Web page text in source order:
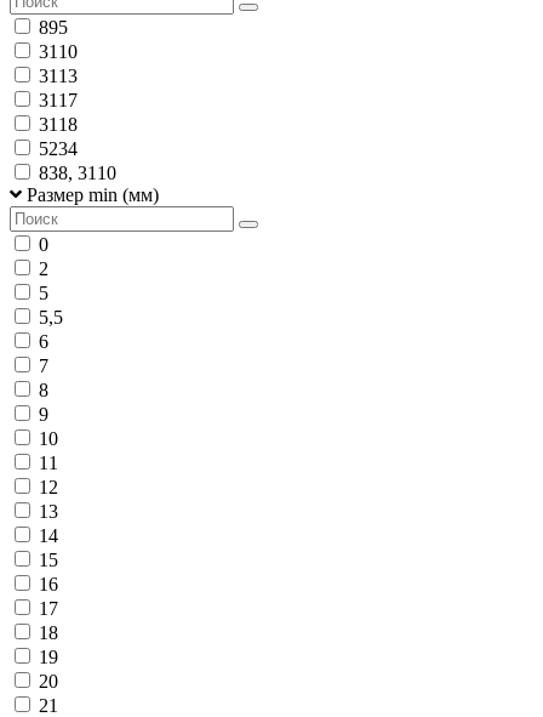
895
3110
3113
3117
3118
5234
838, 3110
Размер min (мм)
0
2
5
5,5
6
7
8
9
10
11
12
13
14
15
16
17
18
19
20
21